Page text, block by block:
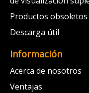
Productos obsoletos
Descarga útil
Información
Acerca de nosotros
Ventajas